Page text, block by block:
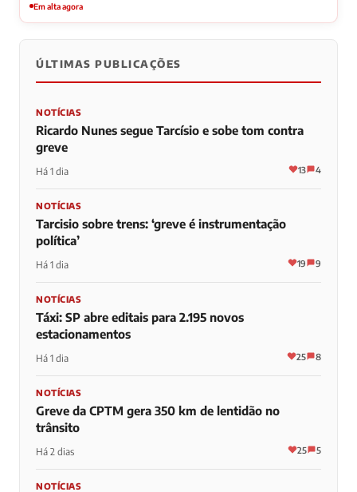
Em alta agora
ÚLTIMAS PUBLICAÇÕES
NOTÍCIAS
Ricardo Nunes segue Tarcísio e sobe tom contra
greve
Há 1 dia 13 4
NOTÍCIAS
Tarcisio sobre trens: ‘greve é instrumentação
política’
Há 1 dia 19 9
NOTÍCIAS
Táxi: SP abre editais para 2.195 novos
estacionamentos
Há 1 dia 25 8
NOTÍCIAS
Greve da CPTM gera 350 km de lentidão no
trânsito
Há 2 dias 25 5
NOTÍCIAS